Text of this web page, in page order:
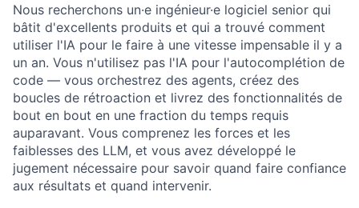
Nous recherchons un·e ingénieur·e logiciel senior qui
bâtit d'excellents produits et qui a trouvé comment
utiliser l'IA pour le faire à une vitesse impensable il y a
un an. Vous n'utilisez pas l'IA pour l'autocomplétion de
code — vous orchestrez des agents, créez des
boucles de rétroaction et livrez des fonctionnalités de
bout en bout en une fraction du temps requis
auparavant. Vous comprenez les forces et les
faiblesses des LLM, et vous avez développé le
jugement nécessaire pour savoir quand faire confiance
aux résultats et quand intervenir.